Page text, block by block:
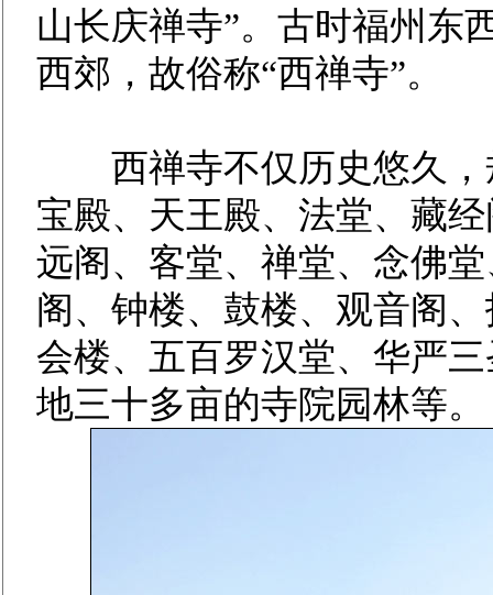
山长庆禅寺”。古时福州东
西郊，故俗称“西禅寺”。
西禅寺不仅历史悠久，
宝殿、天王殿、法堂、藏
远阁、客堂、禅堂、念佛
阁、钟楼、鼓楼、观音阁
会楼、五百罗汉堂、华严
地三十多亩的寺院园林等。